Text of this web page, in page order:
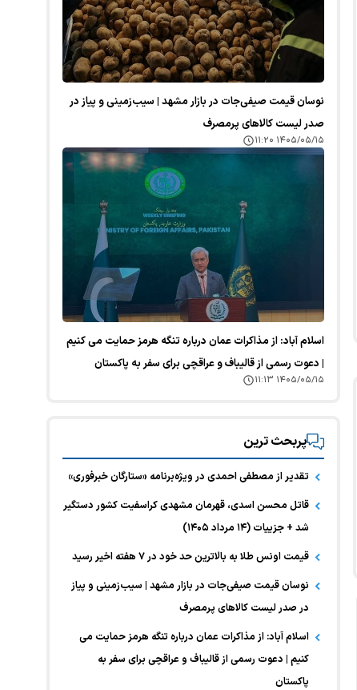
نوسان قیمت صیفی‌جات در بازار مشهد | سیب‌زمینی و پیاز در
صدر لیست کالا‌های پرمصرف
۱۴۰۵/۰۵/۱۵ ۱۱:۲۰
اسلام آباد: از مذاکرات عمان درباره تنگه هرمز حمایت می کنیم
| دعوت رسمی از قالیباف و عراقچی برای سفر به پاکستان
۱۴۰۵/۰۵/۱۵ ۱۱:۱۳
پربحث ترین
تقدیر از مصطفی احمدی در ویژه‌برنامه «ستارگان خبرفوری»
قاتل محسن اسدی، قهرمان مشهدی کراسفیت کشور دستگیر
شد + جزییات (۱۴ مرداد ۱۴۰۵)
قیمت اونس طلا به بالاترین حد خود در ۷ هفته اخیر رسید
نوسان قیمت صیفی‌جات در بازار مشهد | سیب‌زمینی و پیاز
در صدر لیست کالا‌های پرمصرف
اسلام آباد: از مذاکرات عمان درباره تنگه هرمز حمایت می
کنیم | دعوت رسمی از قالیباف و عراقچی برای سفر به
پاکستان